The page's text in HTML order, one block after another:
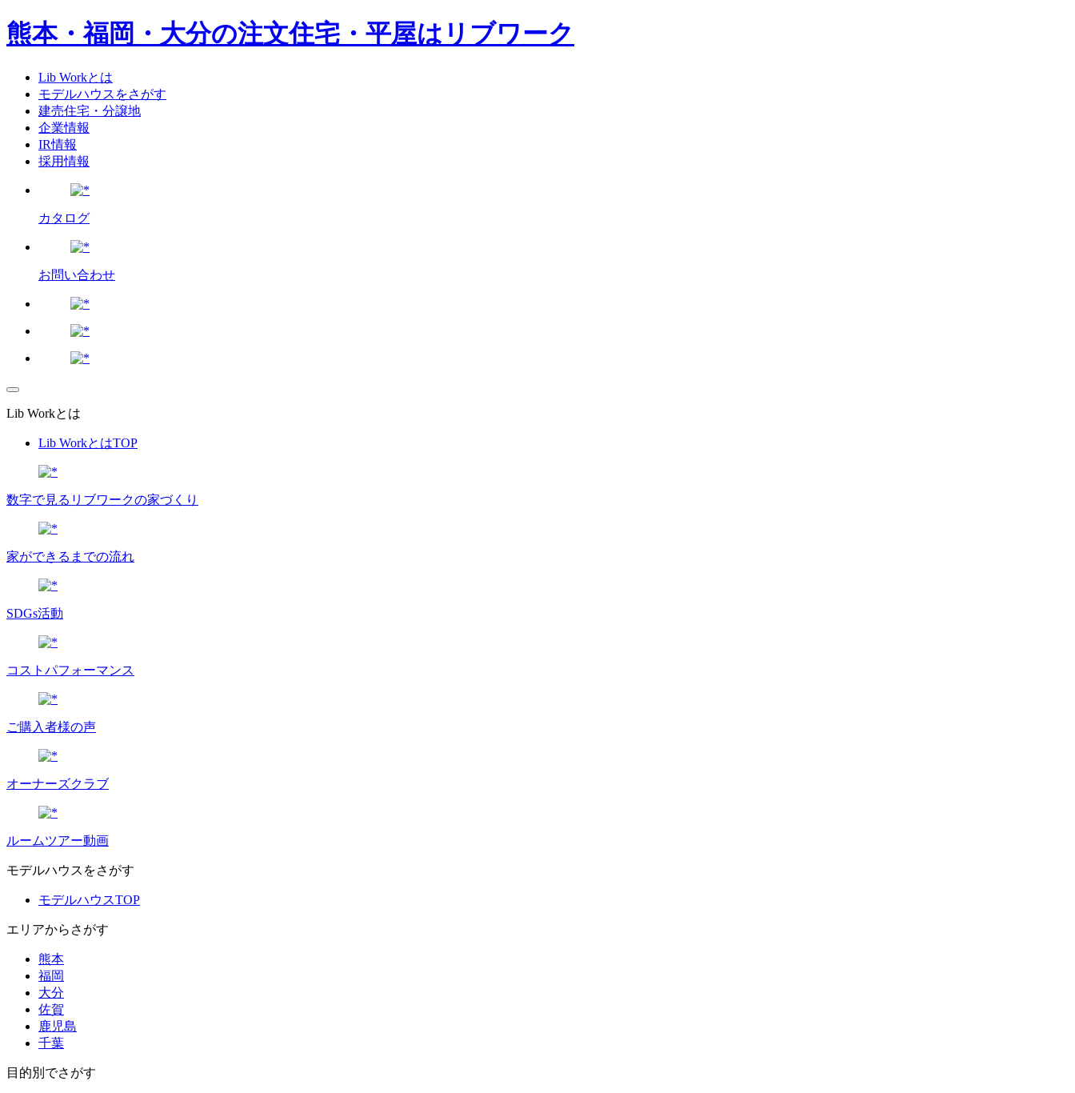
熊本・福岡・大分の注文住宅・平屋はリブワーク
Lib Workとは
モデルハウスをさがす
建売住宅・分譲地
企業情報
IR情報
採用情報
カタログ
お問い合わせ
Lib Workとは
Lib WorkとはTOP
数字で⾒るリブワークの家づくり
家ができるまでの流れ
SDGs活動
コストパフォーマンス
ご購入者様の声
オーナーズクラブ
ルームツアー動画
モデルハウスをさがす
モデルハウスTOP
エリアからさがす
熊本
福岡
大分
佐賀
鹿児島
千葉
目的別でさがす